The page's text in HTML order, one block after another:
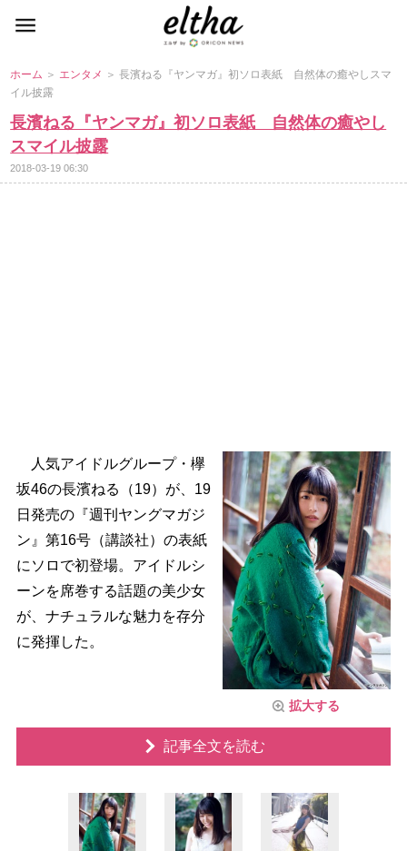
ホーム ＞ エンタメ ＞ 長濱ねる『ヤンマガ』初ソロ表紙 自然体の癒やしスマ
イル披露
長濱ねる『ヤンマガ』初ソロ表紙 自然体の癒やし
スマイル披露
2018-03-19 06:30
拡大する
人気アイドルグループ・欅
坂46の長濱ねる（19）が、19
日発売の『週刊ヤングマガジ
ン』第16号（講談社）の表紙
にソロで初登場。アイドルシ
ーンを席巻する話題の美少女
が、ナチュラルな魅力を存分
に発揮した。
記事全文を読む